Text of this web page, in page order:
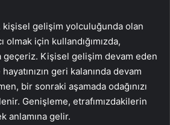
gelişim yolculuğunda olan
olmak için kullandığımızda,
geçeriz. Kişisel gelişim devam eden
geri kalanında devam
bir sonraki aşamada odağınızı
Genişleme, etrafımızdakilerin
anlamına gelir.